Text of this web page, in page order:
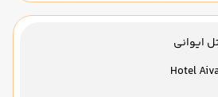
ایوانی
Hotel